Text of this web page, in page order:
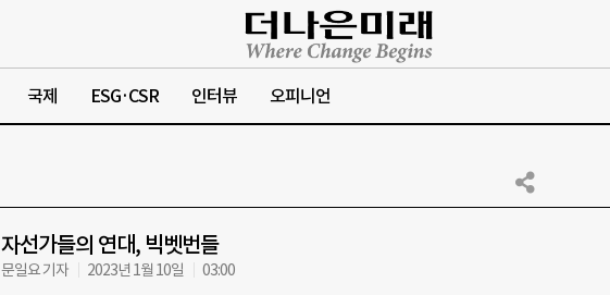
국제 ESG·CSR 인터뷰 오피니언
자선가들의 연대, 빅벳번들
문일요 기자 2023년 1월 10일 03:00